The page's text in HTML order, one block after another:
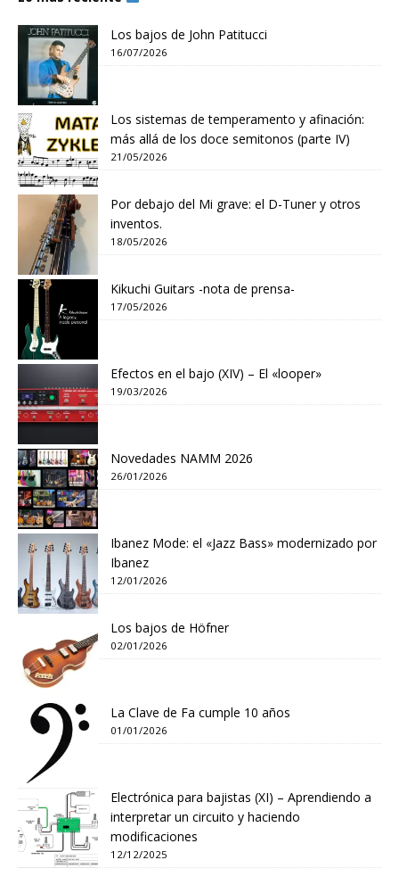
Los bajos de John Patitucci
16/07/2026
Los sistemas de temperamento y afinación:
más allá de los doce semitonos (parte IV)
21/05/2026
Por debajo del Mi grave: el D-Tuner y otros
inventos.
18/05/2026
Kikuchi Guitars -nota de prensa-
17/05/2026
Efectos en el bajo (XIV) – El «looper»
19/03/2026
Novedades NAMM 2026
26/01/2026
Ibanez Mode: el «Jazz Bass» modernizado por
Ibanez
12/01/2026
Los bajos de Höfner
02/01/2026
La Clave de Fa cumple 10 años
01/01/2026
Electrónica para bajistas (XI) – Aprendiendo a
interpretar un circuito y haciendo
modificaciones
12/12/2025